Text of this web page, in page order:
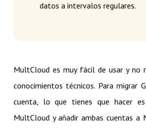
datos a intervalos regulares.
MultCloud es muy fácil de usar y no
conocimientos técnicos. Para migrar
cuenta, lo que tienes que hacer
MultCloud y añadir ambas cuentas a